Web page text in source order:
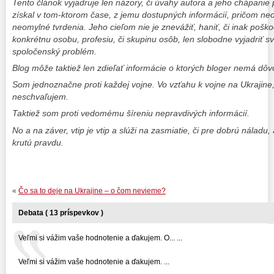
Tento článok vyjadruje len názory, či úvahy autora a jeho
získal v tom-ktorom čase, z jemu dostupných informácií, pričom
neomylné tvrdenia. Jeho cieľom nie je znevážiť, haniť, či inak
konkrétnu osobu, profesiu, či skupinu osôb, len slobodne vyjadriť
spoločenský problém.
Blog môže taktiež len zdieľať informácie o ktorých bloger nemá
Som jednoznačne proti každej vojne. Vo vzťahu k vojne na
neschvaľujem.
Taktiež som proti vedomému šíreniu nepravdivých informácií.
No a na záver, vtip je vtip a slúži na zasmiatie, či pre dobrú
krutú pravdu.
« Čo sa to deje na Ukrajine – o čom nevieme?
Debata ( 13 príspevkov )
Veľmi si vážim vaše hodnotenie a ďakujem. O... ...
Veľmi si vážim vaše hodnotenie a ďakujem. ...